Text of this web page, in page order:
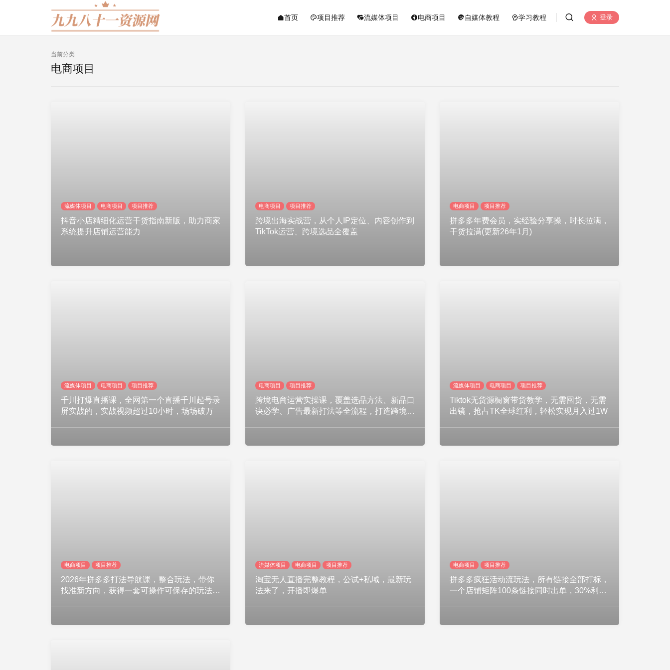
首页 项目推荐 流媒体项目 电商项目 自媒体教程 学习教程 登录
当前分类
电商项目
流媒体项目 电商项目 项目推荐
抖音小店精细化运营干货指南新版，助力商家
系统提升店铺运营能力
电商项目 项目推荐
跨境出海实战营，从个人IP定位、内容创作到
TikTok运营、跨境选品全覆盖
电商项目 项目推荐
拼多多年费会员，实经验分享操，时长拉满，
干货拉满(更新26年1月)
流媒体项目 电商项目 项目推荐
千川打爆直播课，全网第一个直播千川起号录
屏实战的，实战视频超过10小时，场场破万
电商项目 项目推荐
跨境电商运营实操课，覆盖选品方法、新品口
诀必学、广告最新打法等全流程，打造跨境爆
流媒体项目 电商项目 项目推荐
Tiktok无货源橱窗带货教学，无需囤货，无需
出镜，抢占TK全球红利，轻松实现月入过1W
电商项目 项目推荐
2026年拼多多打法导航课，整合玩法，带你
找准新方向，获得一套可操作可保存的玩法模
流媒体项目 电商项目 项目推荐
淘宝无人直播完整教程，公试+私域，最新玩
法来了，开播即爆单
电商项目 项目推荐
拼多多疯狂活动流玩法，所有链接全部打标，
一个店铺矩阵100条链接同时出单，30%利润